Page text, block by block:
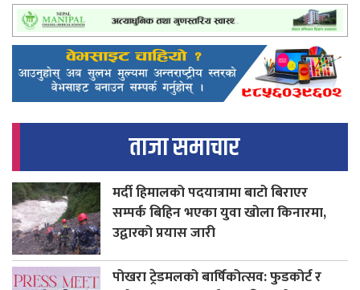
ताजा समाचार
मर्दी हिमालको पदयात्रामा बाटो बिराएर
सम्पर्क बिहिन भएका युवा खोला किनारमा,
उद्वारको प्रयास जारी
पोखरा ट्रेडमलको बार्षिकोत्सव: फुडकोर्ट र